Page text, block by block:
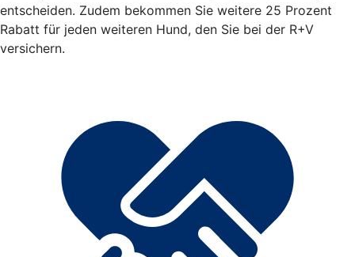
entscheiden. Zudem bekommen Sie weitere 25 Prozent
Rabatt für jeden weiteren Hund, den Sie bei der R+V
versichern.